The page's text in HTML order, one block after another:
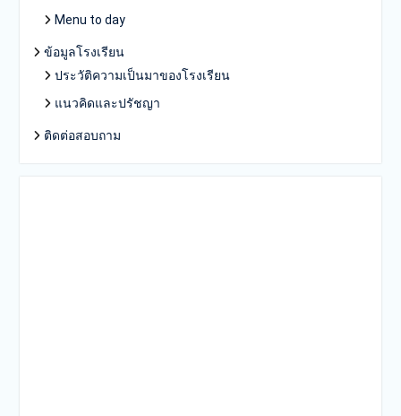
Menu to day
ข้อมูลโรงเรียน
ประวัติความเป็นมาของโรงเรียน
แนวคิดและปรัชญา
ติดต่อสอบถาม